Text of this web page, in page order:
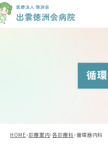
循
HOME›診療案内›各診療科 ›循環器内科